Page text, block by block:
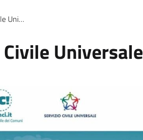
Universale